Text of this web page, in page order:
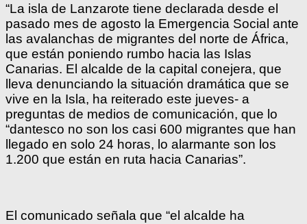
“La isla de Lanzarote tiene declarada desde el
pasado mes de agosto la Emergencia Social ante
las avalanchas de migrantes del norte de África,
que están poniendo rumbo hacia las Islas
Canarias. El alcalde de la capital conejera, que
lleva denunciando la situación dramática que se
vive en la Isla, ha reiterado este jueves- a
preguntas de medios de comunicación, que lo
“dantesco no son los casi 600 migrantes que han
llegado en solo 24 horas, lo alarmante son los
1.200 que están en ruta hacia Canarias”.
El comunicado señala que “el alcalde ha